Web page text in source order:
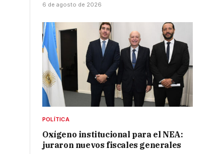
6 de agosto de 2026
POLÍTICA
Oxígeno institucional para el NEA:
juraron nuevos fiscales generales